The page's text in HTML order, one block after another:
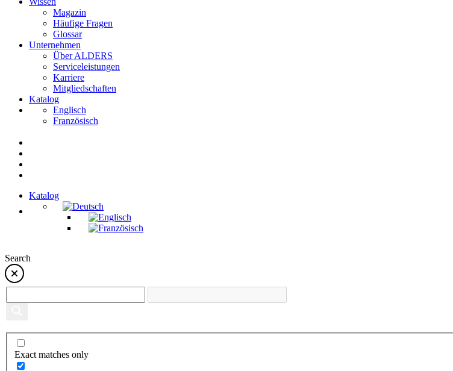
Magazin
Häufige Fragen
Glossar
Unternehmen
Über ALDERS
Serviceleistungen
Karriere
Mitgliedschaften
Katalog
Englisch
Französisch
Katalog
Search
Exact matches only